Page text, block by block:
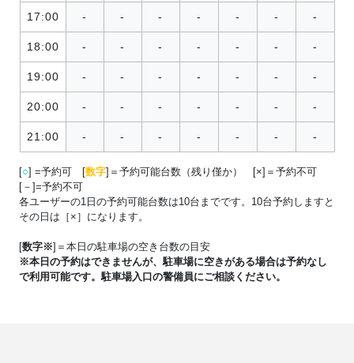
17:00 - - - - - - -
18:00 - - - - - - -
19:00 - - - - - - -
20:00 - - - - - - -
21:00 - - - - - - -
[○] =予約可 [数字]＝予約可能台数（残り僅か） [×]＝予約不可
[－]=予約不可
各ユーザーの1日の予約可能台数は10台までです。10台予約しますと
その日は［×］になります。
[数字※]＝本日の駐車場の空き台数の目安
※本日の予約はできませんが、駐車場に空きがある場合は予約なし
で利用可能です。駐車場入口の警備員にご相談ください。